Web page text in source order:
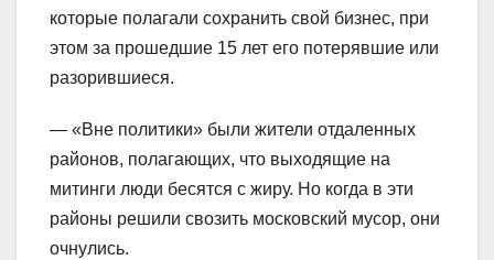
которые полагали сохранить свой бизнес, при
этом за прошедшие 15 лет его потерявшие или
разорившиеся.
— «Вне политики» были жители отдаленных
районов, полагающих, что выходящие на
митинги люди бесятся с жиру. Но когда в эти
районы решили свозить московский мусор, они
очнулись.